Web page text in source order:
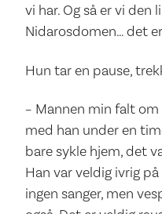
vi har. Og så er vi den
Nidarosdomen… det
Hun tar en pause,
– Mannen min falt
med han under en
bare sykle hjem, det
Han var veldig ivrig
ingen sanger, men